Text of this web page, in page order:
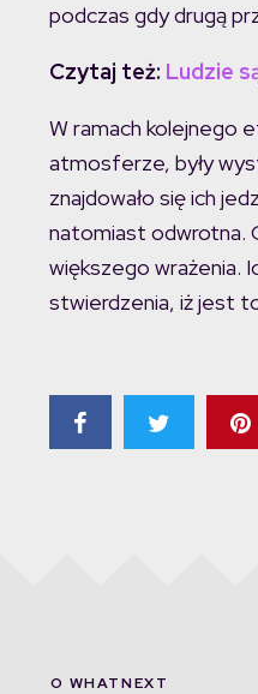
podczas gdy drugą
Czytaj też: Ludzie
W ramach kolejnego
atmosferze, były
znajdowało się ich
natomiast odwrotna.
większego wrażenia.
stwierdzenia, iż jest
O WHATNEXT